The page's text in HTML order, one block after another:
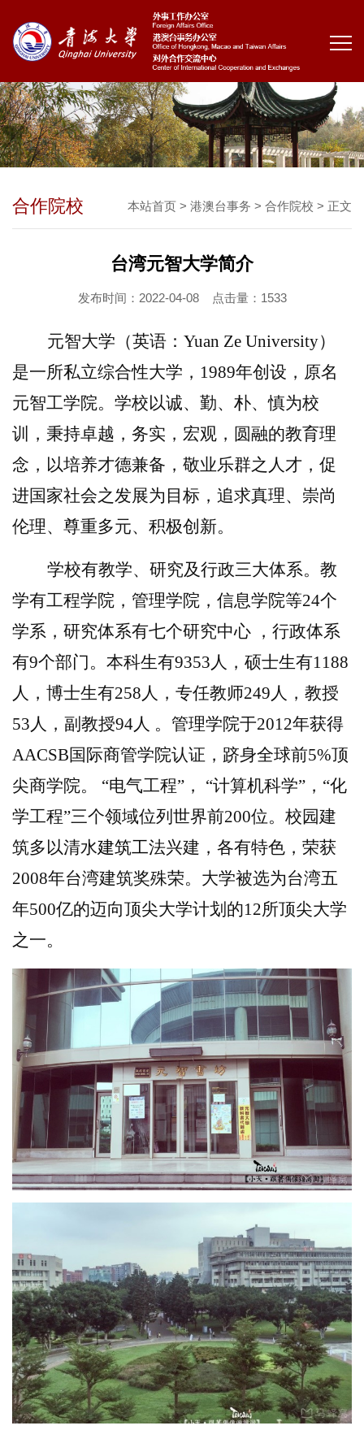
本站首页 > 港澳台事务 > 合作院校 > 正文
合作院校
台湾元智大学简介
发布时间：2022-04-08 点击量： 1533
元智大学（英语： Yuan Ze University）
是一所私立综合性大学， 1989年创设，原名
元智工学院。学校以诚、勤、朴、慎为校
训，秉持卓越，务实，宏观，圆融的教育理
念，以培养才德兼备，敬业乐群之人才，促
进国家社会之发展为目标，追求真理、崇尚
伦理、尊重多元、积极创新。
学校有教学、研究及行政三大体系。教
学有工程学院，管理学院，信息学院等24个
学系，研究体系有七个研究中心 ，行政体系
有9个部门。本科生有9353人，硕士生有1188
人，博士生有258人，专任教师249人，教授
53人，副教授94人 。管理学院于2012年获得
AACSB国际商管学院认证，跻身全球前5%顶
尖商学院。 “电气工程”， “计算机科学”，“化
学工程”三个领域位列世界前200位。校园建
筑多以清水建筑工法兴建，各有特色，荣获
2008年台湾建筑奖殊荣。大学被选为台湾五
年500亿的迈向顶尖大学计划的12所顶尖大学
之一。